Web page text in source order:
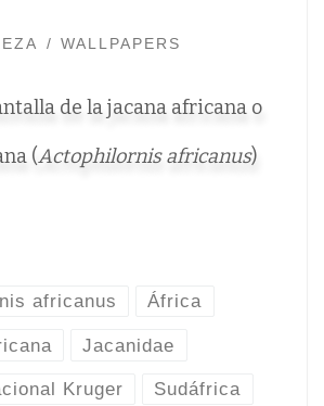
WALLPAPERS
de la jacana africana o
(Actophilornis africanus)
africanus África
Jacanidae
Kruger Sudáfrica